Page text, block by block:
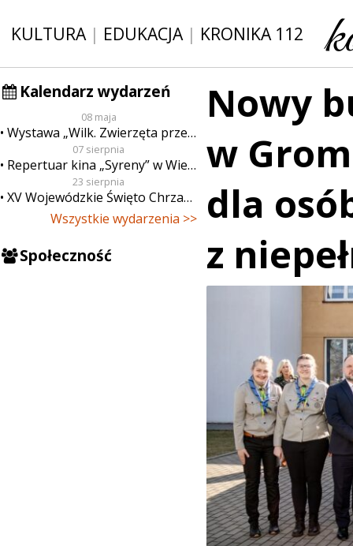
KULTURA| EDUKACJA| KRONIKA 112
Kalendarz wydarzeń
08 maja
Wystawa „Wilk. Zwierzęta przeklęte”
07 sierpnia
Repertuar kina „Syreny” w Wieluniu w dn. od 7 do 13 sierpnia
23 sierpnia
XV Wojewódzkie Święto Chrzanu
Wszystkie wydarzenia >>
Społeczność
Nowy
w
dla
z